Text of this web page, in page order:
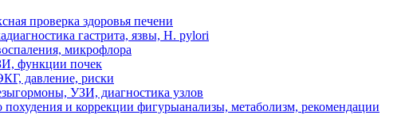
проверка здоровья печени
диагностика гастрита, язвы, H. pylori
микрофлора
функции почек
давление, риски
гормоны, УЗИ, диагностика узлов
похудения и коррекции фигурыанализы, метаболизм, рекомендации